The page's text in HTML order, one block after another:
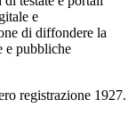
e
di diffondere la
e pubbliche
registrazione 1927.